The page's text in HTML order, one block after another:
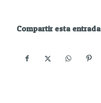
Compartir esta entrada